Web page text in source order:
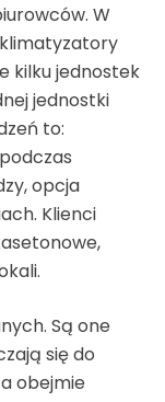
W
kilku jednostek
jednostki
to:
opcja
Klienci
Są one
się do
obejmie